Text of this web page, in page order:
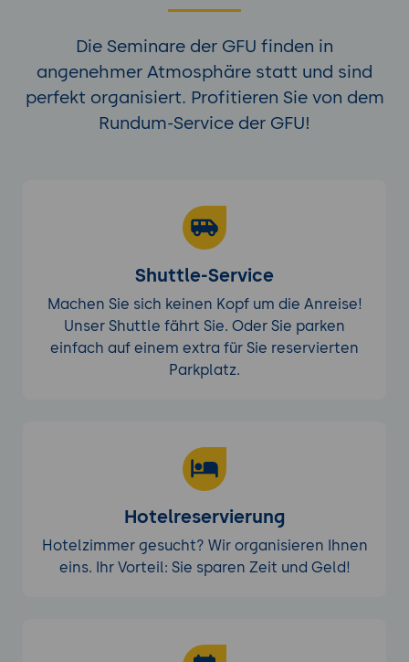
Die Seminare der GFU finden in
angenehmer Atmosphäre statt und sind
perfekt organisiert. Profitieren Sie von dem
Rundum-Service der GFU!
Shuttle-Service
Machen Sie sich keinen Kopf um die Anreise!
Unser Shuttle fährt Sie. Oder Sie parken
einfach auf einem extra für Sie reservierten
Parkplatz.
Hotelreservierung
Hotelzimmer gesucht? Wir organisieren Ihnen
eins. Ihr Vorteil: Sie sparen Zeit und Geld!